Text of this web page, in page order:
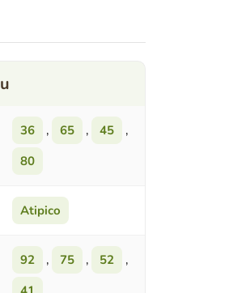
36 , 65 , 45
,
80
Atipico
92 , 75 , 52
,